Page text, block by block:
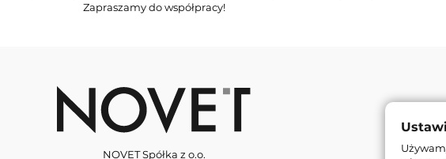
Zapraszamy do współpracy!
NOVET Spółka z o.o.